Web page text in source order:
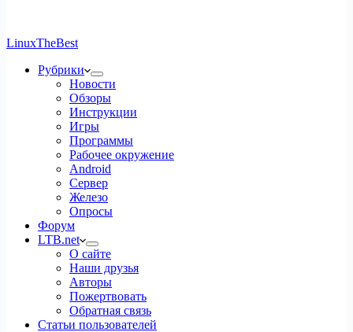
LinuxTheBest
Рубрики
Новости
Обзоры
Инструкции
Игры
Программы
Рабочее окружение
Android
Сервер
Железо
Опросы
Форум
LTB.net
О сайте
Наши друзья
Авторы
Пожертвовать
Обратная связь
Статьи пользователей